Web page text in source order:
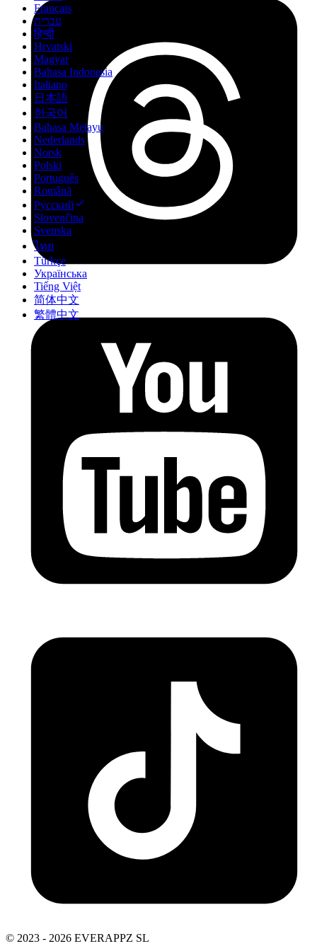
Français
עברית
हिन्दी
Hrvatski
Magyar
Bahasa Indonesia
Italiano
日本語
한국어
Bahasa Melayu
Nederlands
Norsk
Polski
Português
Română
Русский
Slovenčina
Svenska
ไทย
Türkçe
Українська
Tiếng Việt
简体中文
繁體中文
© 2023 - 2026 EVERAPPZ SL